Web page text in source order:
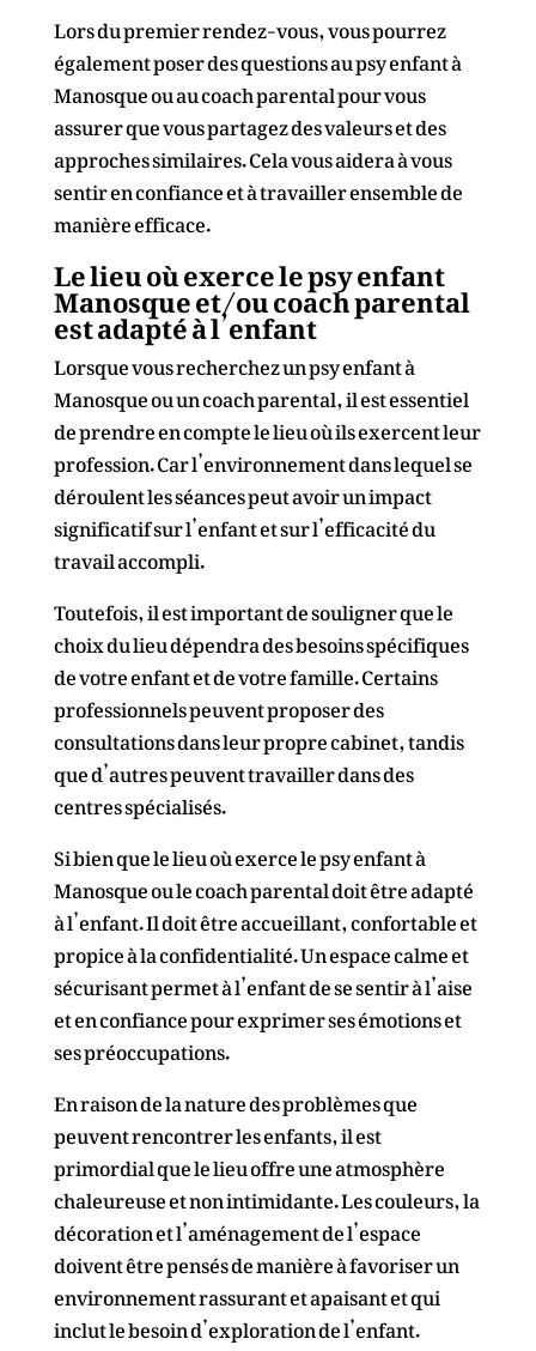
Lors du premier rendez-vous, vous pourrez
également poser des questions au psy enfant à
Manosque ou au coach parental pour vous
assurer que vous partagez des valeurs et des
approches similaires. Cela vous aidera à vous
sentir en confiance et à travailler ensemble de
manière efficace.
Le lieu où exerce le psy enfant
Manosque et/ou coach parental
est adapté à l’enfant
Lorsque vous recherchez un psy enfant à
Manosque ou un coach parental, il est essentiel
de prendre en compte le lieu où ils exercent leur
profession. Car l’environnement dans lequel se
déroulent les séances peut avoir un impact
significatif sur l’enfant et sur l’efficacité du
travail accompli.
Toutefois, il est important de souligner que le
choix du lieu dépendra des besoins spécifiques
de votre enfant et de votre famille. Certains
professionnels peuvent proposer des
consultations dans leur propre cabinet, tandis
que d’autres peuvent travailler dans des
centres spécialisés.
Si bien que le lieu où exerce le psy enfant à
Manosque ou le coach parental doit être adapté
à l’enfant. Il doit être accueillant, confortable et
propice à la confidentialité. Un espace calme et
sécurisant permet à l’enfant de se sentir à l’aise
et en confiance pour exprimer ses émotions et
ses préoccupations.
En raison de la nature des problèmes que
peuvent rencontrer les enfants, il est
primordial que le lieu offre une atmosphère
chaleureuse et non intimidante. Les couleurs, la
décoration et l’aménagement de l’espace
doivent être pensés de manière à favoriser un
environnement rassurant et apaisant et qui
inclut le besoin d’exploration de l’enfant.